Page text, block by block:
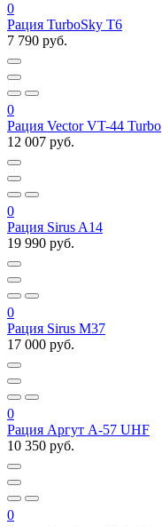
0
Рация TurboSky T6
7 790 руб.
0
Рация Vector VT-44 Turbo
12 007 руб.
0
Рация Sirus A14
19 990 руб.
0
Рация Sirus M37
17 000 руб.
0
Рация Аргут А-57 UHF
10 350 руб.
0